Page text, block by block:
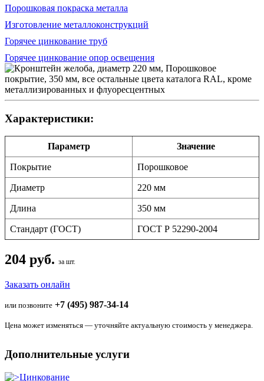
Порошковая покраска металла
Изготовление металлоконструкций
Горячее цинкование труб
Горячее цинкование опор освещения
Характеристики:
Параметр Значение
Покрытие Порошковое
Диаметр 220 мм
Длина 350 мм
Стандарт (ГОСТ) ГОСТ Р 52290-2004
204 руб. за шт.
Заказать онлайн
или позвоните +7 (495) 987-34-14
Цена может изменяться — уточняйте актуальную стоимость у менеджера.
Дополнительные услуги